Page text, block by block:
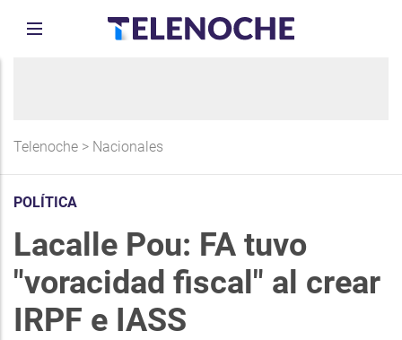
Telenoche > Nacionales
POLÍTICA
Lacalle Pou: FA tuvo
"voracidad fiscal" al crear
IRPF e IASS